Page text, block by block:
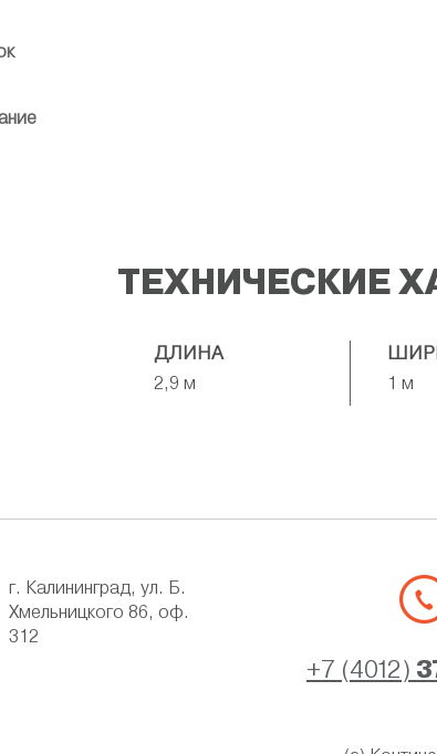
ТЕХНИЧЕСКИЕ
ДЛИНА
2,9 м 1 м
г. Калининград, ул. Б.
Хмельницкого 86, оф.
312
+7 (4012)